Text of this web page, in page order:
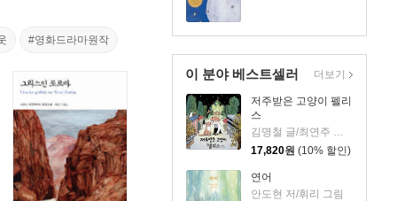
이 분야 베스트셀러
저주받은 고양이 펠리
스
17,820원 (10% 할인)
연어
안도현 저/휘리 그림
더보기
#영화드라마원작